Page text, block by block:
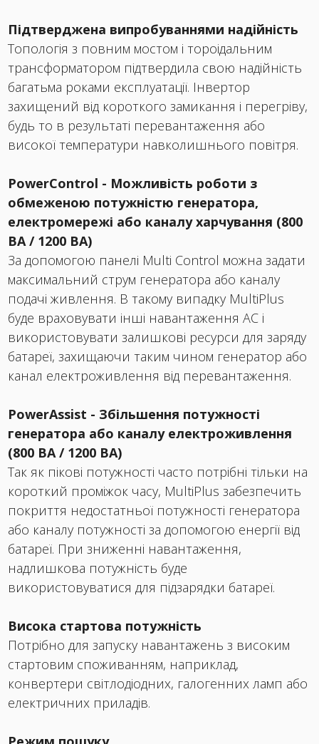
Підтверджена випробуваннями надійність
Топологія з повним мостом і тороідальним
трансформатором підтвердила свою надійність
багатьма роками експлуатації. Інвертор
захищений від короткого замикання і перегріву,
будь то в результаті перевантаження або
високої температури навколишнього повітря.
PowerControl - Можливість роботи з
обмеженою потужністю генератора,
електромережі або каналу харчування (800
ВA / 1200 ВA)
За допомогою панелі Multi Control можна задати
максимальний струм генератора або каналу
подачі живлення. В такому випадку MultiPlus
буде враховувати інші навантаження AC і
використовувати залишкові ресурси для заряду
батареї, захищаючи таким чином генератор або
канал електроживлення від перевантаження.
PowerAssist - Збільшення потужності
генератора або каналу електроживлення
(800 ВA / 1200 ВA)
Так як пікові потужності часто потрібні тільки на
короткий проміжок часу, MultiPlus забезпечить
покриття недостатньої потужності генератора
або каналу потужності за допомогою енергії від
батареї. При зниженні навантаження,
надлишкова потужність буде
використовуватися для підзарядки батареї.
Висока стартова потужність
Потрібно для запуску навантажень з високим
стартовим споживанням, наприклад,
конвертери світлодіодних, галогенних ламп або
електричних приладів.